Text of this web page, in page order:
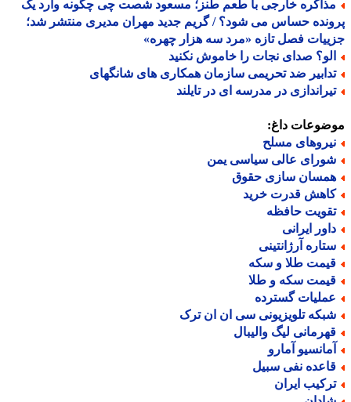
خارجی با طعم طنز؛ مسعود شصت چی چگونه وارد یک
حساس می شود؟ / گریم جدید مهران مدیری منتشر شد؛
فصل تازه «مرد سه هزار چهره»
صدای نجات را خاموش نکنید
ضد تحریمی سازمان همکاری های شانگهای
در مدرسه ای در تایلند
داغ:
مسلح
عالی سیاسی یمن
سازی حقوق
قدرت خرید
حافظه
ایرانی
آرژانتینی
طلا و سکه
سکه و طلا
گسترده
تلویزیونی سی ان ان ترک
لیگ والیبال
آمارو
نفی سبیل
ایران